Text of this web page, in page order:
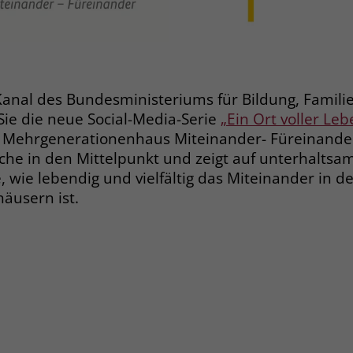
des Bundesministeriums für Bildung,
die neue Social-Media-Serie „Ein Ort voller
Miteinander-
in den Mittelpunkt und zeigt auf
wie lebendig und vielfältig das Miteinander in
ist.
Laufzeit 90 Tage
Zweck
Dieses Cookie wird gesetzt, wenn ein User
über einen Klick auf eine Google
Werbeanzeige auf die Website gelangt. Es